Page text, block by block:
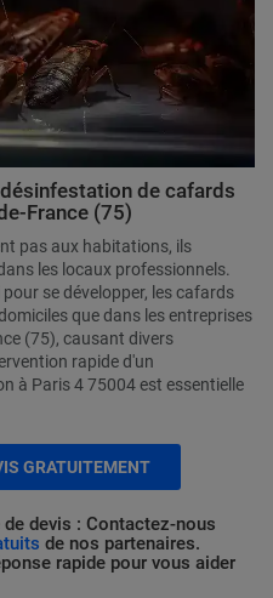
de cafards
France (75)
pas aux habitations, ils
les locaux professionnels.
se développer, les cafards
que dans les entreprises
(75), causant divers
rapide d'un
à Paris 4 75004 est essentielle
GRATUITEMENT
devis : Contactez-nous
de nos partenaires.
rapide pour vous aider